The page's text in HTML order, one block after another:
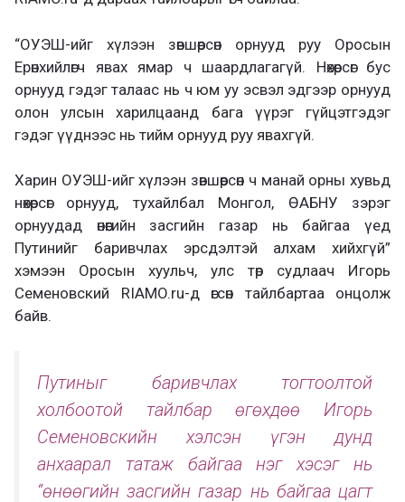
“ОУЭШ-ийг хүлээн зөвшөөрсөн орнууд руу Оросын
Ерөнхийлөгч явах ямар ч шаардлагагүй. Нөхөрсөг бус
орнууд гэдэг талаас нь ч юм уу эсвэл эдгээр орнууд
олон улсын харилцаанд бага үүрэг гүйцэтгэдэг
гэдэг үүднээс нь тийм орнууд руу явахгүй.
Харин ОУЭШ-ийг хүлээн зөвшөөрсөн ч манай орны хувьд
нөхөрсөг орнууд, тухайлбал Монгол, ӨАБНУ зэрэг
орнуудад өнөөгийн засгийн газар нь байгаа үед
Путинийг баривчлах эрсдэлтэй алхам хийхгүй”
хэмээн Оросын хуульч, улс төр судлаач Игорь
Семеновский RIAMO.ru-д өгсөн тайлбартаа онцолж
байв.
Путиныг баривчлах тогтоолтой
холбоотой тайлбар өгөхдөө Игорь
Семеновскийн хэлсэн үгэн дунд
анхаарал татаж байгаа нэг хэсэг нь
“өнөөгийн засгийн газар нь байгаа цагт